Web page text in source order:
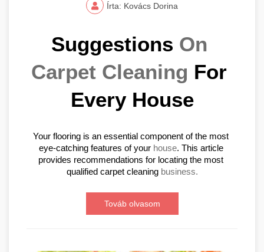
Írta: Kovács Dorina
Suggestions On
Carpet Cleaning For
Every House
Your flooring is an essential component of the most
eye-catching features of your house. This article
provides recommendations for locating the most
qualified carpet cleaning business.
Továb olvasom